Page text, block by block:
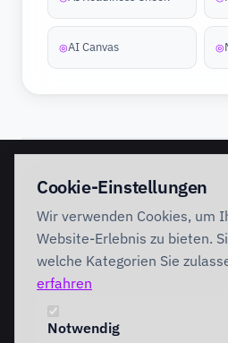
◎AI Canvas ◎
Discovery Workshop
Förderung
INTERVENTION
AI Intervention
AI Governance
Cookie-Einstellungen
Wir verwenden Cookies, um
Website-Erlebnis zu bieten.
welche Kategorien Sie
erfahren
Notwendig